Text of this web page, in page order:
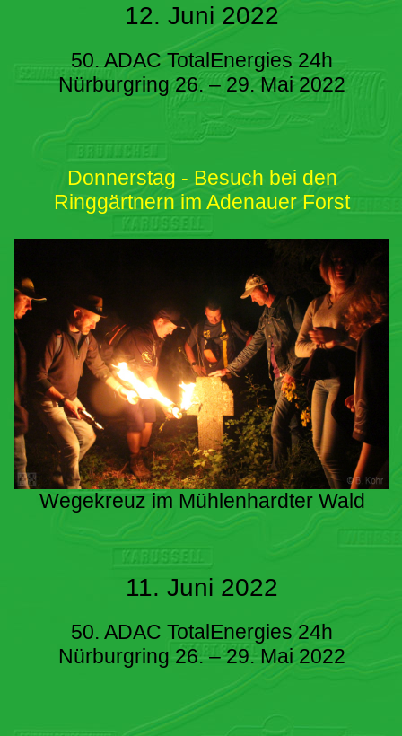
12. Juni 2022
50. ADAC TotalEnergies 24h
Nürburgring 26. – 29. Mai 2022
Donnerstag - Besuch bei den
Ringgärtnern im Adenauer Forst
Wegekreuz im Mühlenhardter Wald
11. Juni 2022
50. ADAC TotalEnergies 24h
Nürburgring 26. – 29. Mai 2022